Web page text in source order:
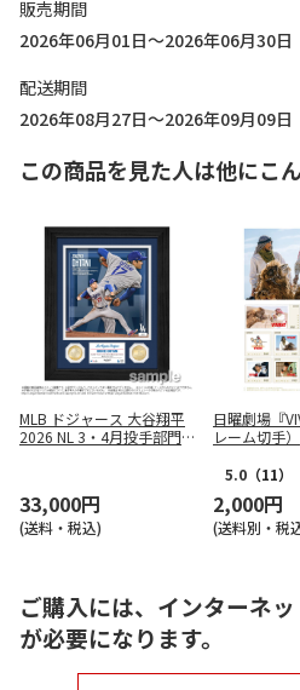
販売期間
2026年06月01日～2026年06月30日
配送期間
2026年08月27日～2026年09月09日
この商品を見た人は他にこ
MLB ドジャース 大谷翔平
2026 NL 3・4月投手部門
33,000円
(送料・税込)
日曜劇場『
レーム切手）
5.0 （11）
2,000円
(送料別・税
ご購入には、インターネッ
が必要になります。